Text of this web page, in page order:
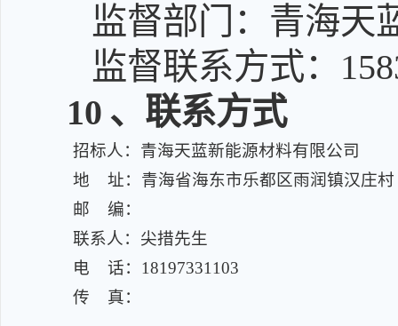
监督部门：青海天
监督联系方式：
10 、联系方式
招标人：青海天蓝新能源材料有限公司
地 址：青海省海东市乐都区雨润镇汉庄村
邮 编：
联系人：尖措先生
电 话：18197331103
传 真：